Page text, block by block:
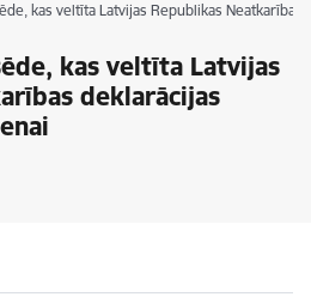
kas veltīta Latvijas Republikas
kas veltīta Latvijas
deklarācijas